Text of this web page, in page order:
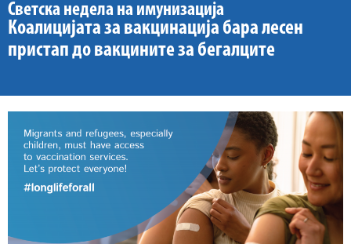
Светска недела на имунизација
Коалицијата за вакцинација бара лесен
пристап до вакцините за бегалците